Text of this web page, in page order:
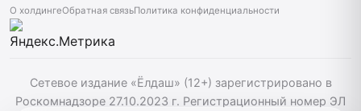
О холдингеОбратная связьПолитика конфиденциальности
Сетевое издание «Ёлдаш» (12+) зарегистрировано в
Роскомнадзоре 27.10.2023 г. Регистрационный номер ЭЛ